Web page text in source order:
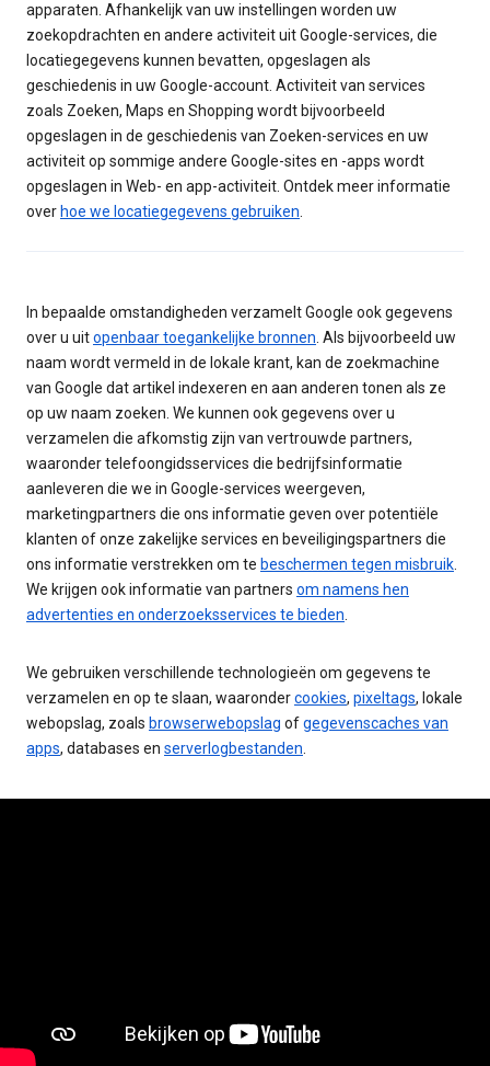
apparaten. Afhankelijk van uw instellingen worden uw
zoekopdrachten en andere activiteit uit Google-services, die
locatiegegevens kunnen bevatten, opgeslagen als
geschiedenis in uw Google-account. Activiteit van services
zoals Zoeken, Maps en Shopping wordt bijvoorbeeld
opgeslagen in de geschiedenis van Zoeken-services en uw
activiteit op sommige andere Google-sites en -apps wordt
opgeslagen in Web- en app-activiteit. Ontdek meer informatie
over hoe we locatiegegevens gebruiken
In bepaalde omstandigheden verzamelt Google ook gegevens
over u uitopenbaar toegankelijke bronnen . Als bijvoorbeeld uw
naam wordt vermeld in de lokale krant, kan de zoekmachine
van Google dat artikel indexeren en aan anderen tonen als ze
op uw naam zoeken. We kunnen ook gegevens over u
verzamelen die afkomstig zijn van vertrouwde partners,
waaronder telefoongidsservices die bedrijfsinformatie
aanleveren die we in Google-services weergeven,
marketingpartners die ons informatie geven over potentiële
klanten of onze zakelijke services en beveiligingspartners die
ons informatie verstrekken om te beschermen tegen misbruik
We krijgen ook informatie van partners om namens hen
advertenties en onderzoeksservices te bieden
We gebruiken verschillende technologieën om gegevens te
verzamelen en op te slaan, waarondercookies, pixeltags, lokale
webopslag, zoals browserwebopslag ofgegevenscaches van
apps, databases en serverlogbestanden